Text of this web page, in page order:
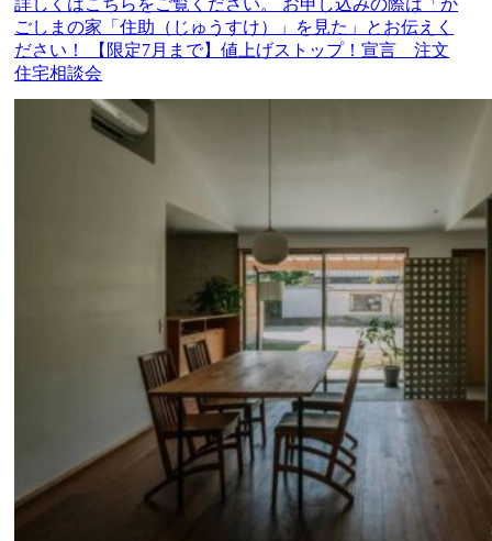
ごしまの家「住助（じゅうすけ）」を見た」とお伝えく
ださい！ 【限定7月まで】値上げストップ！宣言 注文
住宅相談会